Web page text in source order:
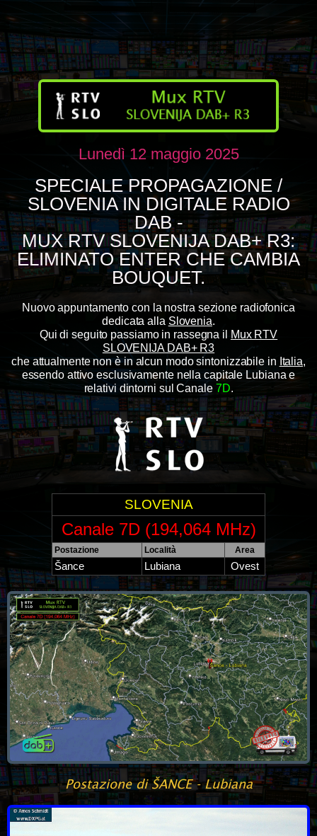
Lunedì 12 maggio 2025
SPECIALE PROPAGAZIONE /
SLOVENIA IN DIGITALE RADIO
DAB -
MUX RTV SLOVENIJA DAB+ R3:
ELIMINATO ENTER CHE CAMBIA
BOUQUET.
Nuovo appuntamento con la nostra sezione radiofonica
dedicata alla Slovenia.
Qui di seguito passiamo in rassegna il
Mux RTV
SLOVENIJA DAB+ R3
che attualmente non è in alcun modo sintonizzabile in Italia,
essendo attivo esclusivamente nella capitale Lubiana e
relativi dintorni sul Canale 7D.
SLOVENIA
Canale 7D (194,064 MHz)
Postazione Località Area
Šance Lubiana Ovest
Postazione di ŠANCE - Lubiana